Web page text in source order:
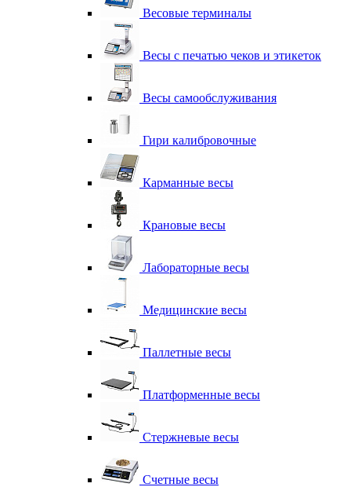
Весовые терминалы
Весы с печатью чеков и этикеток
Весы самообслуживания
Гири калибровочные
Карманные весы
Крановые весы
Лабораторные весы
Медицинские весы
Паллетные весы
Платформенные весы
Стержневые весы
Счетные весы